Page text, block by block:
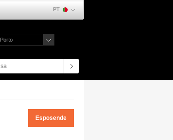
PT
Porto
Esposende